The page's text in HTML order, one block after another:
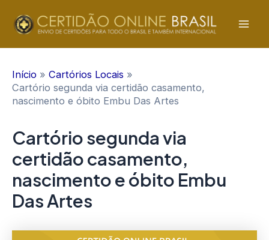
para
Início
Cartórios Locais
Cartório segunda via certidão casamento,
nascimento e óbito Embu Das Artes
Cartório segunda via
certidão casamento,
nascimento e óbito Embu
Das Artes